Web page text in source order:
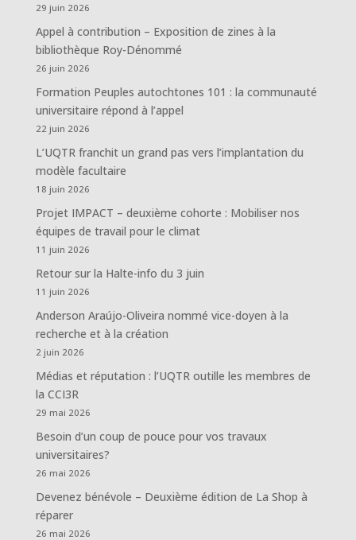
29 juin 2026
Appel à contribution – Exposition de zines à la
bibliothèque Roy-Dénommé
26 juin 2026
Formation Peuples autochtones 101 : la communauté
universitaire répond à l’appel
22 juin 2026
L’UQTR franchit un grand pas vers l’implantation du
modèle facultaire
18 juin 2026
Projet IMPACT – deuxième cohorte : Mobiliser nos
équipes de travail pour le climat
11 juin 2026
Retour sur la Halte-info du 3 juin
11 juin 2026
Anderson Araújo-Oliveira nommé vice-doyen à la
recherche et à la création
2 juin 2026
Médias et réputation : l’UQTR outille les membres de
la CCI3R
29 mai 2026
Besoin d’un coup de pouce pour vos travaux
universitaires?
26 mai 2026
Devenez bénévole – Deuxième édition de La Shop à
réparer
26 mai 2026